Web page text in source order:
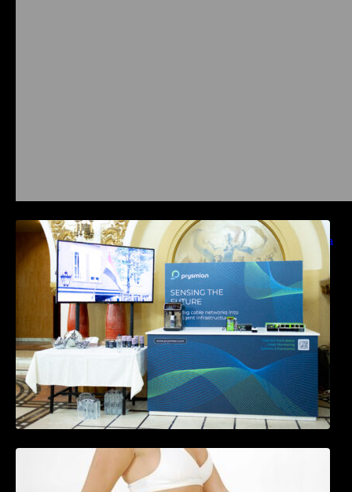
Prysmian aduce la COMM26 tehnologii de
sensing si Digital Energy pentru monitorizarea
in timp real a infrastrucrutilor critice
Tratamentul Wegovy® generează o scădere
în greutate de până la 22,6% la femei în
perioada menopauzei și reduce la jumătate